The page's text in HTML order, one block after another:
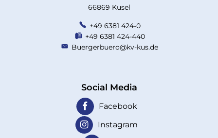
66869 Kusel
+49 6381 424-0
+49 6381 424-440
Buergerbuero@kv-kus.de
Social Media
Facebook
Instagram